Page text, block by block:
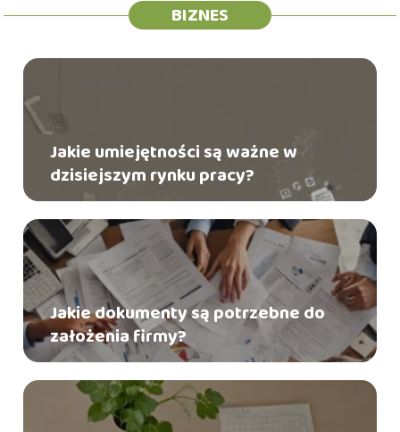
BIZNES
Jakie umiejętności są ważne w
dzisiejszym rynku pracy?
Jakie dokumenty są potrzebne do
założenia firmy?